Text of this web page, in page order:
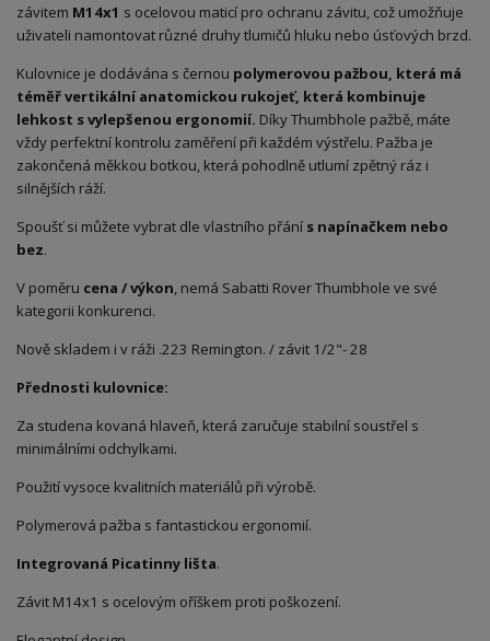
závitem M14x1 s ocelovou maticí pro ochranu závitu, což umožňuje
uživateli namontovat různé druhy tlumičů hluku nebo úsťových brzd.
Kulovnice je dodávána s černou polymerovou pažbou, která má
téměř vertikální anatomickou rukojeť, která kombinuje
lehkost s vylepšenou ergonomií. Díky Thumbhole pažbě, máte
vždy perfektní kontrolu zaměření při každém výstřelu. Pažba je
zakončená měkkou botkou, která pohodlně utlumí zpětný ráz i
silnějších ráží.
Spoušť si můžete vybrat dle vlastního přání s napínačkem nebo
bez.
V poměru cena / výkon, nemá Sabatti Rover Thumbhole ve své
kategorii konkurenci.
Nově skladem i v ráži .223 Remington. / závit 1/2"- 28
Přednosti kulovnice:
Za studena kovaná hlaveň, která zaručuje stabilní soustřel s
minimálními odchylkami.
Použití vysoce kvalitních materiálů při výrobě.
Polymerová pažba s fantastickou ergonomií.
Integrovaná Picatinny lišta.
Závit M14x1 s ocelovým oříškem proti poškození.